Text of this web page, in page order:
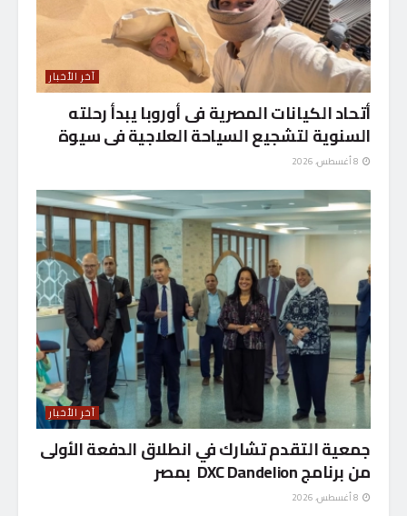
آخر الأخبار
أتحاد الكيانات المصرية فى أوروبا يبدأ رحلته
السنوية لتشجيع السياحة العلاجية فى سيوة
آخر الأخبار
جمعية التقدم تشارك في انطلاق الدفعة الأولى
من برنامج DXC Dandelion بمصر